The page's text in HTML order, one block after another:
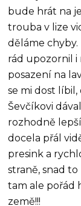
bude hrát na
trouba v lize
děláme chyby.
rád upozornil i
posazení na
se mi dost
Ševčíkovi
rozhodně
docela přál
presink a
straně, snad
tam ale pořád
země!!!